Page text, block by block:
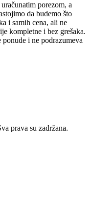
porezom, a
da budemo što
i samih cena, ali ne
kompletne i bez grešaka.
i ne podrazumeva
prava su zadržana.